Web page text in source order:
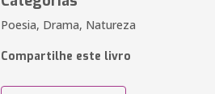
Poesia, Drama, Natureza
Compartilhe este livro